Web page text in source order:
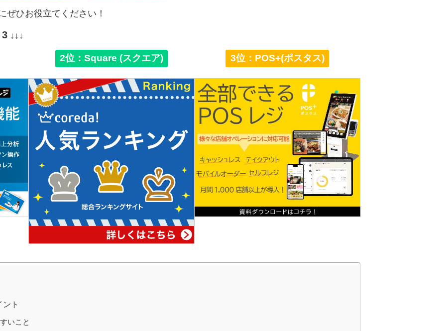
ぜひお役立てください！
3 ↓↓↓
2位：Square (スクエア) 3位：POS+(ポスタス)
ト
いこと